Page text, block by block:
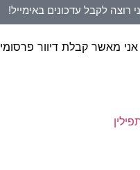
רוצה לקבל עדכונים באימייל!
אני מאשר קבלת דיוור פרסומי